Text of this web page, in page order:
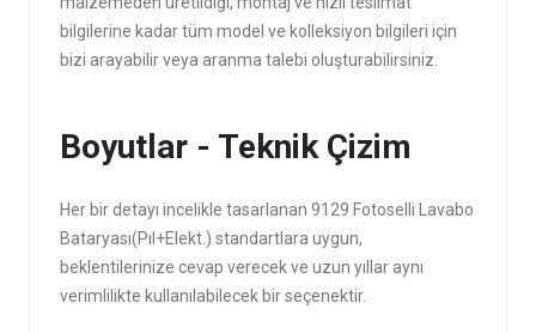
bilgilerine kadar tüm model ve kolleksiyon bilgileri için
bizi arayabilir veya aranma talebi oluşturabilirsiniz.
Boyutlar - Teknik Çizim
Her bir detayı incelikle tasarlanan 9129 Fotoselli Lavabo
Bataryası(Pıl+Elekt.) standartlara uygun,
beklentilerinize cevap verecek ve uzun yıllar aynı
verimlilikte kullanılabilecek bir seçenektir.